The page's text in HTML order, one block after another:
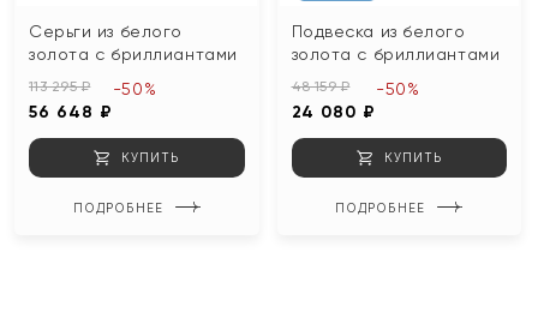
Серьги из белого
золота с бриллиантами
113 295 ₽
56 648 ₽
-50%
КУПИТЬ
ПОДРОБНЕЕ
Подвеска из белого
золота с бриллиантами
48 159 ₽
24 080 ₽
-50%
КУПИТЬ
ПОДРОБНЕЕ